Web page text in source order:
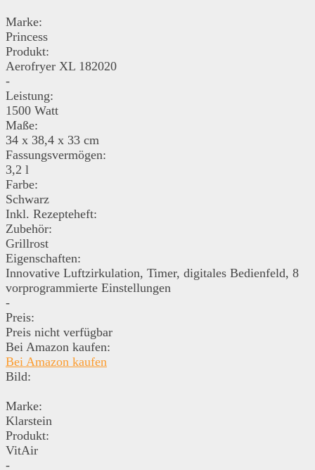
Marke:
Princess
Produkt:
Aerofryer XL 182020
-
Leistung:
1500 Watt
Maße:
34 x 38,4 x 33 cm
Fassungsvermögen:
3,2 l
Farbe:
Schwarz
Inkl. Rezepteheft:
Zubehör:
Grillrost
Eigenschaften:
Innovative Luftzirkulation, Timer, digitales Bedienfeld, 8
vorprogrammierte Einstellungen
-
Preis:
Preis nicht verfügbar
Bei Amazon kaufen:
Bei Amazon kaufen
Bild:
Marke:
Klarstein
Produkt:
VitAir
-